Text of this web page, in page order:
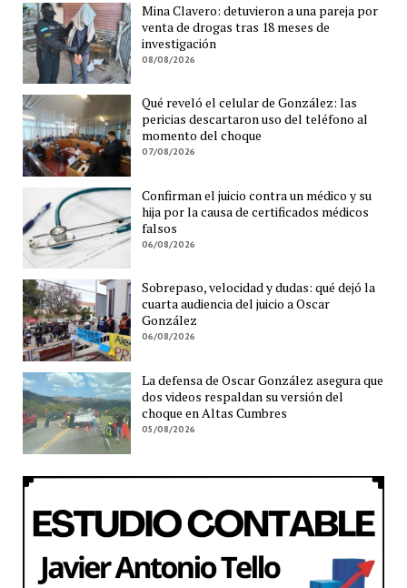
Mina Clavero: detuvieron a una pareja por
venta de drogas tras 18 meses de
investigación
08/08/2026
Qué reveló el celular de González: las
pericias descartaron uso del teléfono al
momento del choque
07/08/2026
Confirman el juicio contra un médico y su
hija por la causa de certificados médicos
falsos
06/08/2026
Sobrepaso, velocidad y dudas: qué dejó la
cuarta audiencia del juicio a Oscar
González
06/08/2026
La defensa de Oscar González asegura que
dos videos respaldan su versión del
choque en Altas Cumbres
05/08/2026